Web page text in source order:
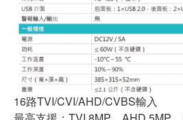
16路TVI/CVI/AHD/CVBS輸入